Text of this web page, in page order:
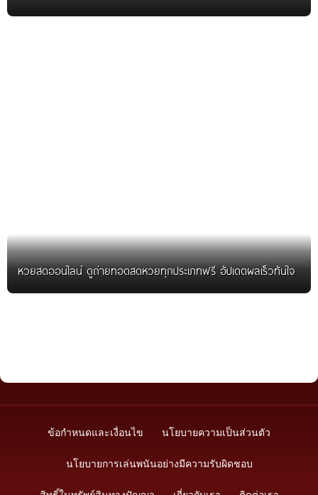
หวยสดออนไลน์ ดูถ่ายทอดสดหวยทุกประเภทฟรี อัปเดตผลเร็วทันใจ
ข้อกำหนดและเงื่อนไข นโยบายความเป็นส่วนตัว
นโยบายการเล่นพนันอย่างมีความรับผิดชอบ